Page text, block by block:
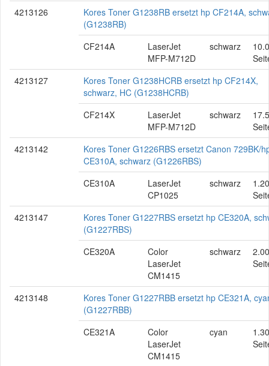
4213126
Kores Toner G1238RB ersetzt hp CF214A,
(G1238RB)
CF214A
LaserJet
MFP-M712D
schwarz
4213127
Kores Toner G1238HCRB ersetzt hp CF214X,
schwarz, HC (G1238HCRB)
CF214X
LaserJet
MFP-M712D
schwarz
4213142
Kores Toner G1226RBS ersetzt Canon 729BK/
CE310A, schwarz (G1226RBS)
CE310A
LaserJet
CP1025
schwarz
4213147
Kores Toner G1227RBS ersetzt hp CE320A,
(G1227RBS)
CE320A
Color
LaserJet
CM1415
schwarz
4213148
Kores Toner G1227RBB ersetzt hp CE321A,
(G1227RBB)
CE321A
Color
LaserJet
CM1415
cyan